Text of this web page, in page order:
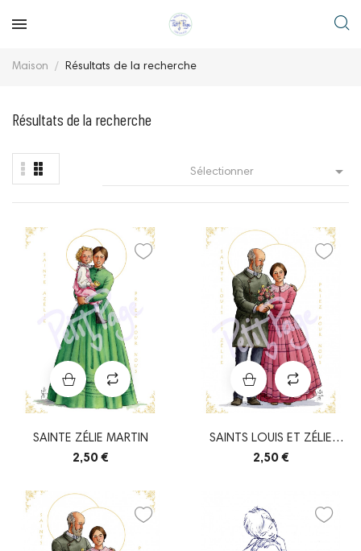
Maison Résultats de la recherche
Résultats de la recherche
Sélectionner 
SAINTE ZÉLIE MARTIN
2,50 €
SAINTS LOUIS ET ZÉLIE
MARTIN
2,50 €